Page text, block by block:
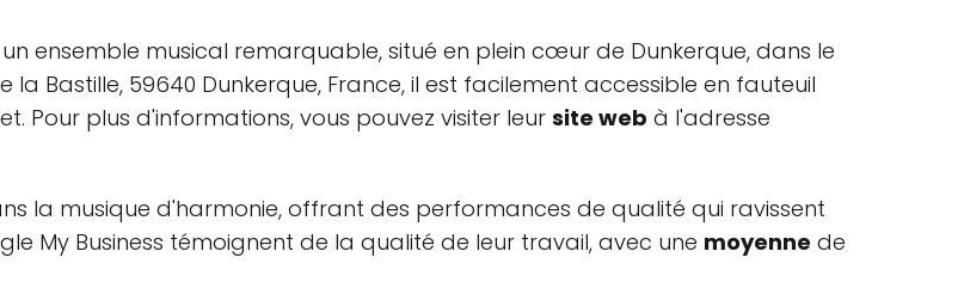
ensemble musical remarquable, situé en plein cœur de Dunkerque, dans le
la Bastille, 59640 Dunkerque, France, il est facilement accessible en fauteuil
Pour plus d'informations, vous pouvez visiter leur site web à l'adresse
la musique d'harmonie, offrant des performances de qualité qui ravissent
My Business témoignent de la qualité de leur travail, avec une moyenne de